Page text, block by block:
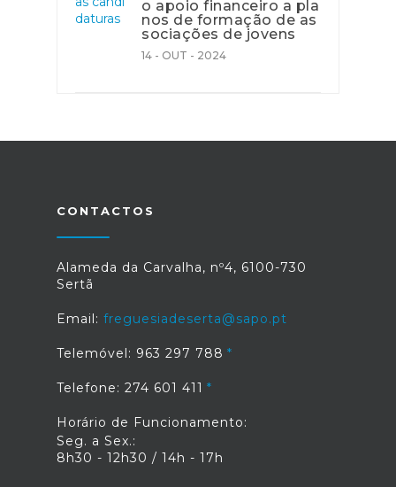
o apoio financeiro a pla
nos de formação de as
sociações de jovens
14 - OUT - 2024
CONTACTOS
Alameda da Carvalha, nº4, 6100-730
Sertã
Email: freguesiadeserta@sapo.pt
Telemóvel: 963 297 788
Telefone: 274 601 411
Horário de Funcionamento:
Seg. a Sex.:
8h30 - 12h30 / 14h - 17h